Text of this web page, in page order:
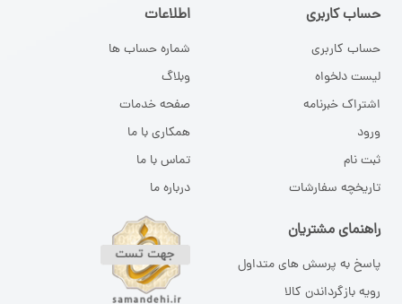
حساب کاربری
حساب کاربری
لیست دلخواه
اشتراک خبرنامه
ورود
ثبت نام
تاریخچه سفارشات
اطلاعات
شماره حساب ها
وبلاگ
صفحه خدمات
همکاری با ما
تماس با ما
درباره ما
راهنمای مشتریان
پاسخ به پرسش های متداول
رویه بازگرداندن کالا